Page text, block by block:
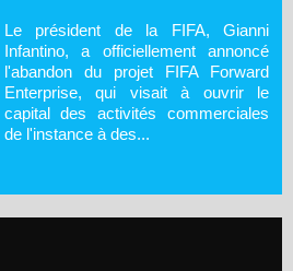
Le président de la FIFA, Gianni
Infantino, a officiellement annoncé
l'abandon du projet FIFA Forward
Enterprise, qui visait à ouvrir le
capital des activités commerciales
de l'instance à des...